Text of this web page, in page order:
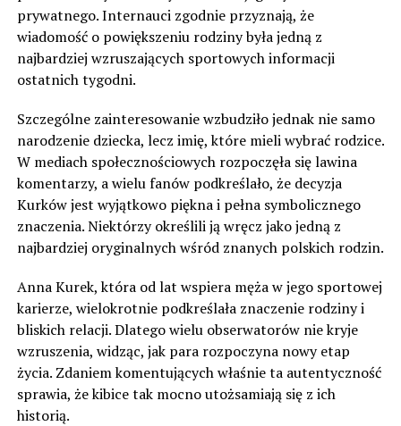
prywatnego. Internauci zgodnie przyznają, że
wiadomość o powiększeniu rodziny była jedną z
najbardziej wzruszających sportowych informacji
ostatnich tygodni.
Szczególne zainteresowanie wzbudziło jednak nie samo
narodzenie dziecka, lecz imię, które mieli wybrać rodzice.
W mediach społecznościowych rozpoczęła się lawina
komentarzy, a wielu fanów podkreślało, że decyzja
Kurków jest wyjątkowo piękna i pełna symbolicznego
znaczenia. Niektórzy określili ją wręcz jako jedną z
najbardziej oryginalnych wśród znanych polskich rodzin.
Anna Kurek, która od lat wspiera męża w jego sportowej
karierze, wielokrotnie podkreślała znaczenie rodziny i
bliskich relacji. Dlatego wielu obserwatorów nie kryje
wzruszenia, widząc, jak para rozpoczyna nowy etap
życia. Zdaniem komentujących właśnie ta autentyczność
sprawia, że kibice tak mocno utożsamiają się z ich
historią.